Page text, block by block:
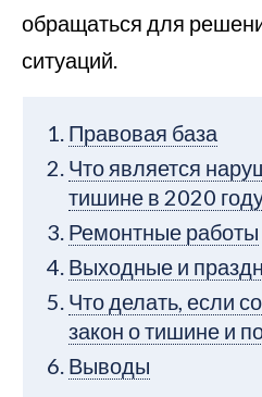
обращаться для
ситуаций.
Правовая база
Что является
тишине в 2020
Ремонтные работы
Выходные и
Что делать, если
закон о тишине и
Выводы